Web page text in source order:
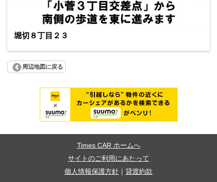
堀切８丁目２３
周辺地図に戻る
Times CAR ホームへ
サイトのご利用にあたって
個人情報保護方針
貸渡約款